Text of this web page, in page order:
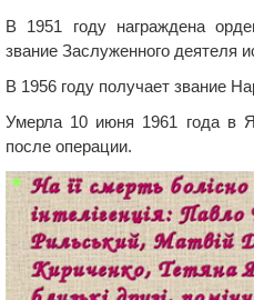
В 1951 году награждена
звание Заслуженного деятеля
В 1956 году получает звание
Умерла 10 июня 1961 года в
после операции.